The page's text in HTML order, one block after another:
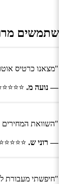
משתמשים
"מצאנו כרטיס
— נועה מ.
"השוואת המחירים הצילה לנו
— רוני ש.
"חיפשתי מעבורת